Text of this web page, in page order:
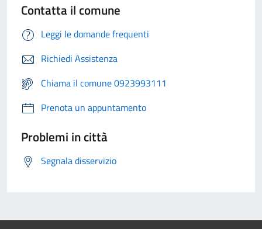
Contatta il comune
Leggi le domande frequenti
Richiedi Assistenza
Chiama il comune 0923993111
Prenota un appuntamento
Problemi in città
Segnala disservizio